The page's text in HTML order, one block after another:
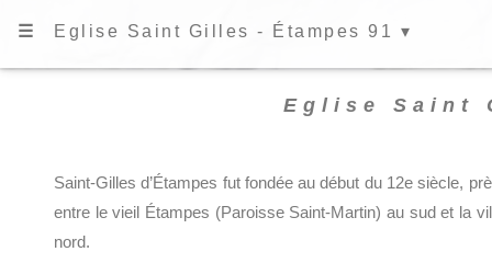
☰ Eglise Saint Gilles - Étampes 91 ▾
Eglise Saint
Saint-Gilles d’Étampes fut fondée au début du 12e siècle,
entre le vieil Étampes (Paroisse Saint-Martin) au sud et la
nord.